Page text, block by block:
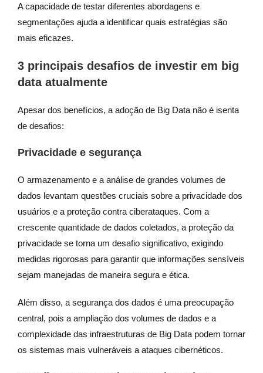
A capacidade de testar diferentes abordagens e
segmentações ajuda a identificar quais estratégias são
mais eficazes.
3 principais desafios de investir em big
data atualmente
Apesar dos benefícios, a adoção de Big Data não é isenta
de desafios:
Privacidade e segurança
O armazenamento e a análise de grandes volumes de
dados levantam questões cruciais sobre a privacidade dos
usuários e a proteção contra ciberataques. Com a
crescente quantidade de dados coletados, a proteção da
privacidade se torna um desafio significativo, exigindo
medidas rigorosas para garantir que informações sensíveis
sejam manejadas de maneira segura e ética.
Além disso, a segurança dos dados é uma preocupação
central, pois a ampliação dos volumes de dados e a
complexidade das infraestruturas de Big Data podem tornar
os sistemas mais vulneráveis a ataques cibernéticos.